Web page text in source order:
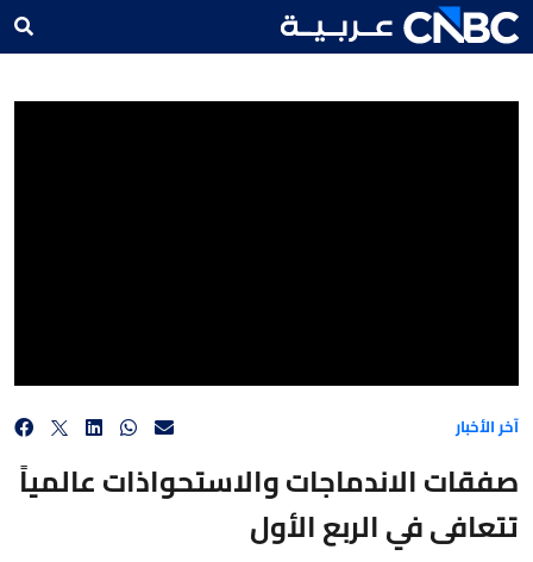
آخر الأخبار
صفقات الاندماجات والاستحواذات عالمياً
تتعافى في الربع الأول